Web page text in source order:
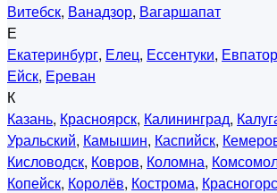
Витебск, Ванадзор, Вагаршапат
Е
Екатеринбург, Елец, Ессентуки,
Ейск, Ереван
К
Казань, Красноярск, Калининград,
Уральский, Камышин, Каспийск,
Кисловодск, Ковров, Коломна,
Копейск, Королёв, Кострома,